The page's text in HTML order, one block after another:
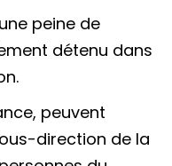
peine de
détenu dans
peuvent
direction de la